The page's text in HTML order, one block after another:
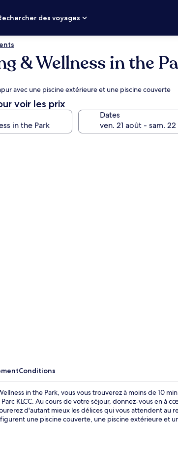
des voyages
& Wellness in the
avec une piscine extérieure et une piscine couverte
voir les prix
Dates
Conditions
in the Park, vous vous trouverez à moins de 10
KLCC. Au cours de votre séjour, donnez-vous en à
d'autant mieux les délices qui vous attendent au
une piscine couverte, une piscine extérieure et